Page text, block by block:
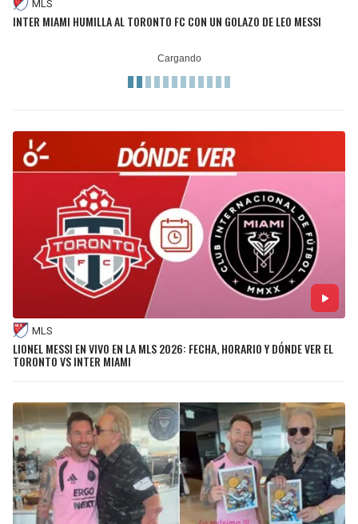
MLS
INTER MIAMI HUMILLA AL TORONTO FC CON UN GOLAZO DE LEO MESSI
MLS
LIONEL MESSI EN VIVO EN LA MLS 2026: FECHA, HORARIO Y DÓNDE VER EL
TORONTO VS INTER MIAMI